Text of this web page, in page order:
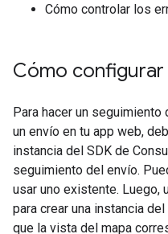
Cómo controlar los
Cómo configurar
Para hacer un
un envío en tu app web,
instancia del SDK de
seguimiento del envío.
usar uno existente. Luego,
para crear una instancia
que la vista del mapa